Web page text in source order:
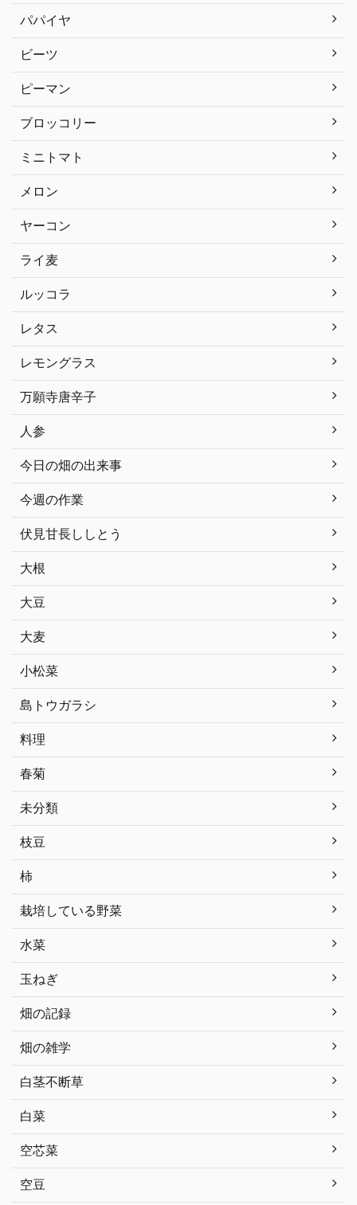
パパイヤ
ビーツ
ピーマン
ブロッコリー
ミニトマト
メロン
ヤーコン
ライ麦
ルッコラ
レタス
レモングラス
万願寺唐辛子
人参
今日の畑の出来事
今週の作業
伏見甘長ししとう
大根
大豆
大麦
小松菜
島トウガラシ
料理
春菊
未分類
枝豆
柿
栽培している野菜
水菜
玉ねぎ
畑の記録
畑の雑学
白茎不断草
白菜
空芯菜
空豆